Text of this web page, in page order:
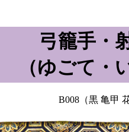
弓籠手・
（ゆごて・
B008（黒 亀甲